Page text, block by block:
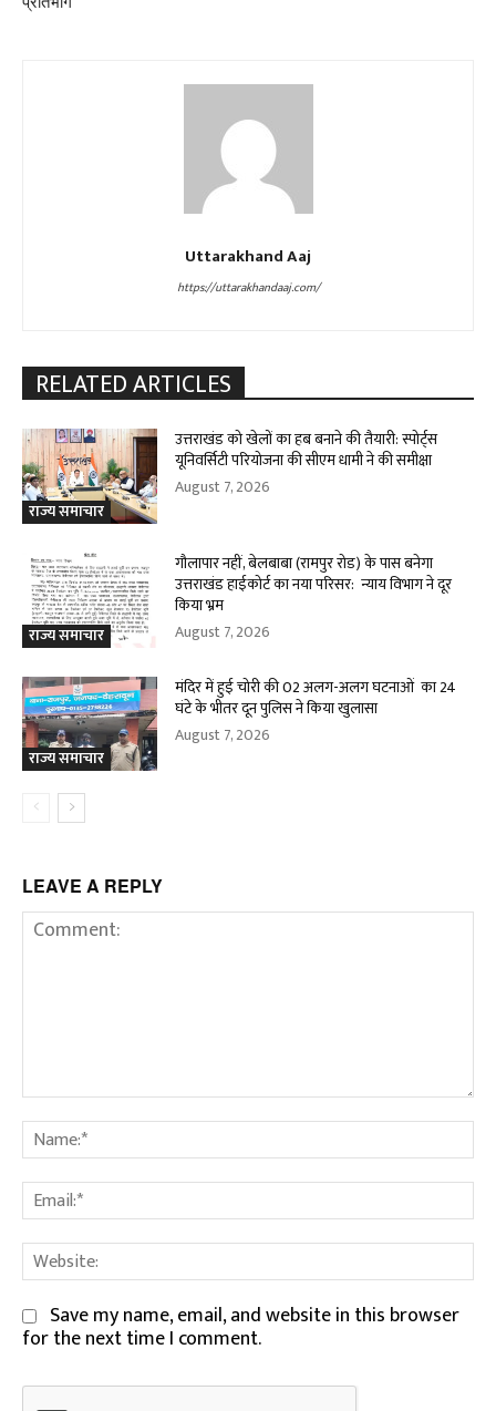
Uttarakhand Aaj
https://uttarakhandaaj.com/
RELATED ARTICLES
राज्य समाचार
उत्तराखंड को खेलों का हब बनाने की तैयारी: स्पोर्ट्स
यूनिवर्सिटी परियोजना की सीएम धामी ने की समीक्षा
August 7, 2026
राज्य समाचार
गौलापार नहीं, बेलबाबा (रामपुर रोड) के पास बनेगा
उत्तराखंड हाईकोर्ट का नया परिसर: न्याय विभाग ने दूर
किया भ्रम
August 7, 2026
राज्य समाचार
मंदिर में हुई चोरी की 02 अलग-अलग घटनाओं का 24
घंटे के भीतर दून पुलिस ने किया खुलासा
August 7, 2026
LEAVE A REPLY
Comment:
Save my name, email, and website in this browser
for the next time I comment.